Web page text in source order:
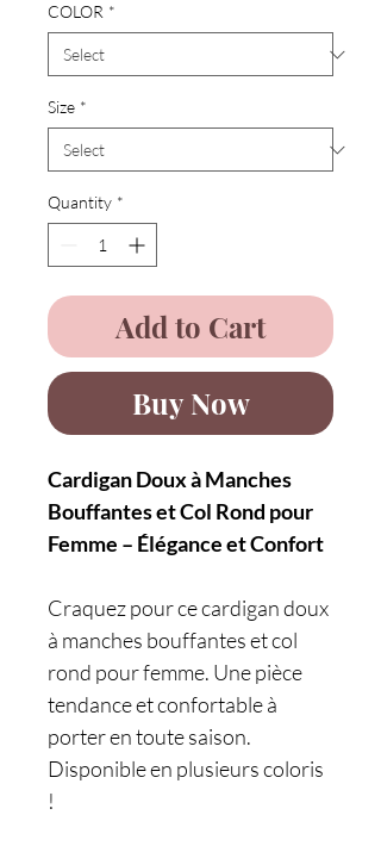
COLOR *
Size *
Quantity *
Add to Cart
Buy Now
Cardigan Doux à Manches
Bouffantes et Col Rond pour
Femme – Élégance et Confort
Craquez pour ce cardigan doux
à manches bouffantes et col
rond pour femme. Une pièce
tendance et confortable à
porter en toute saison.
Disponible en plusieurs coloris
!